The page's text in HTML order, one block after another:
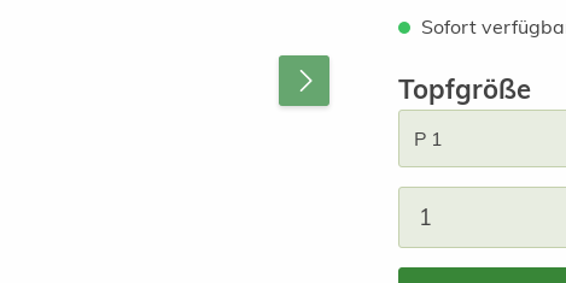
Sofort
Topfgröße
Produkt